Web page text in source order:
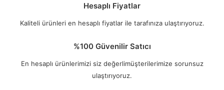
Hesaplı Fiyatlar
Kaliteli ürünleri en hesaplı fiyatlar ile tarafınıza ulaştırıyoruz.
%100 Güvenilir Satıcı
En hesaplı ürünlerimizi siz değerlimüşterilerimize sorunsuz
ulaştırıyoruz.